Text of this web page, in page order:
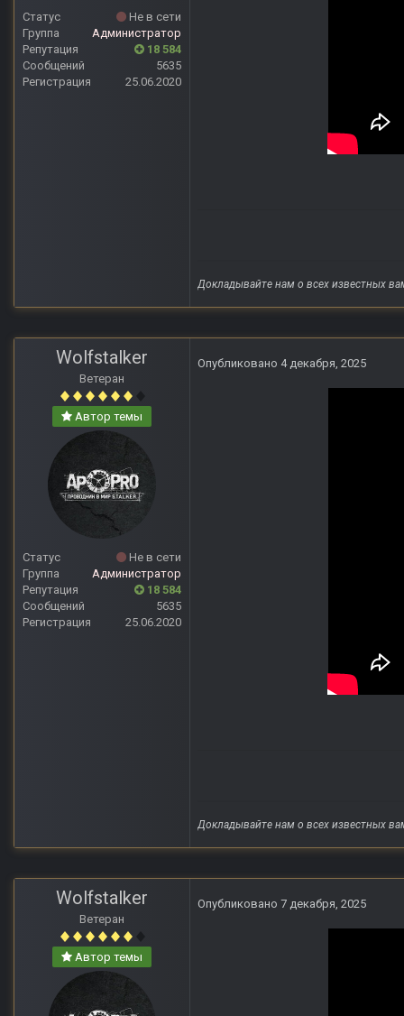
Статус
Не в сети
Группа
Администратор
Репутация
18 584
Сообщений
5635
Регистрация
25.06.2020
Докладывайте нам о всех известных
Wolfstalker
Ветеран
Автор темы
Статус
Не в сети
Группа
Администратор
Репутация
18 584
Сообщений
5635
Регистрация
25.06.2020
Опубликовано 4 декабря, 2025
Докладывайте нам о всех известных
Wolfstalker
Ветеран
Автор темы
Опубликовано 7 декабря, 2025